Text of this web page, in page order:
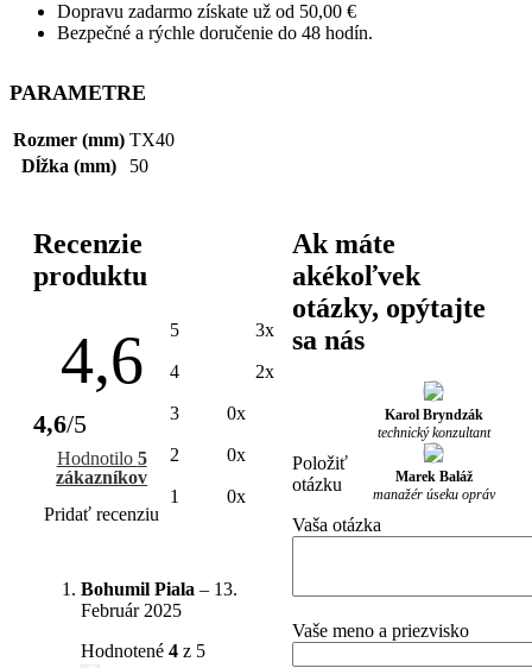
Dopravu zadarmo získate už od 50,00 €
Bezpečné a rýchle doručenie do 48 hodín.
PARAMETRE
Rozmer (mm) TX40
Dĺžka (mm)
50
Recenzie
produktu
4,6
4,6/5
Hodnotilo 5
zákazníkov
Pridať recenziu
5 3x
4 2x
3 0x
2 0x
1 0x
Bohumil Piala – 13.
Február 2025
Hodnotené 4 z 5
Ak máte
akékoľvek
otázky, opýtajte
sa nás
Karol Bryndzák
technický konzultant
Marek Baláž
manažér úseku opráv
Položiť
otázku
Vaša otázka
Vaše meno a priezvisko